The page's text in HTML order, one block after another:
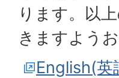
ります。以
きますよう
English(英